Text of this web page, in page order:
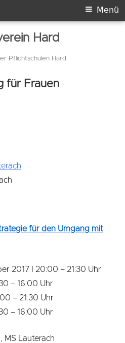
Hard
Pflichtschulen Hard
Menü
für Frauen
für den Umgang mit
2017 I 20:00 – 21:30 Uhr
– 16:00 Uhr
– 21:30 Uhr
– 16:00 Uhr
MS Lauterach